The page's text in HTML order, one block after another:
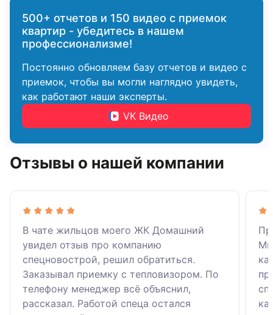
500+ отчетов и 150 видео с приемок
квартир - убедитесь в нашем
профессионализме!
Постоянно обновляем базу отчетов и видео с
приемок, чтобы вы могли наглядно увидеть,
как работают наши эксперты.
VK Видео
Отзывы о нашей компании
В чате жильцов моего ЖК Домашний
увидел отзыв про компанию
спецновострой, решил обратиться.
Заказывал приемку с тепловизором. По
телефону менеджер всё объяснил,
рассказал. Работой спеца остался